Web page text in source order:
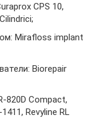
CPS 10,
Mirafloss implant
Biorepair
820D Compact,
Revyline RL